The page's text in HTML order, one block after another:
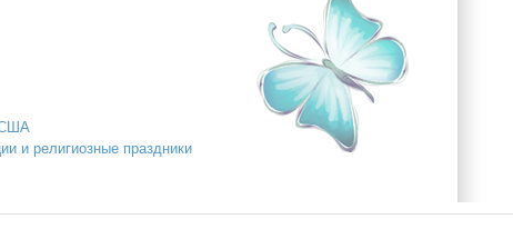
США
и религиозные праздники